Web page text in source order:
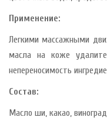
Мармелад-суфле с
яблоком и вишней в
Применение:
Легкими массажными
масла на коже удалите
непереносимость
Состав:
Масло ши, какао,